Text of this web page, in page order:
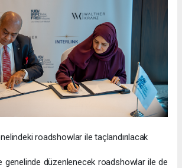
roadshowlar ile taçlandırılacak
genelinde düzenlenecek roadshowlar ile de